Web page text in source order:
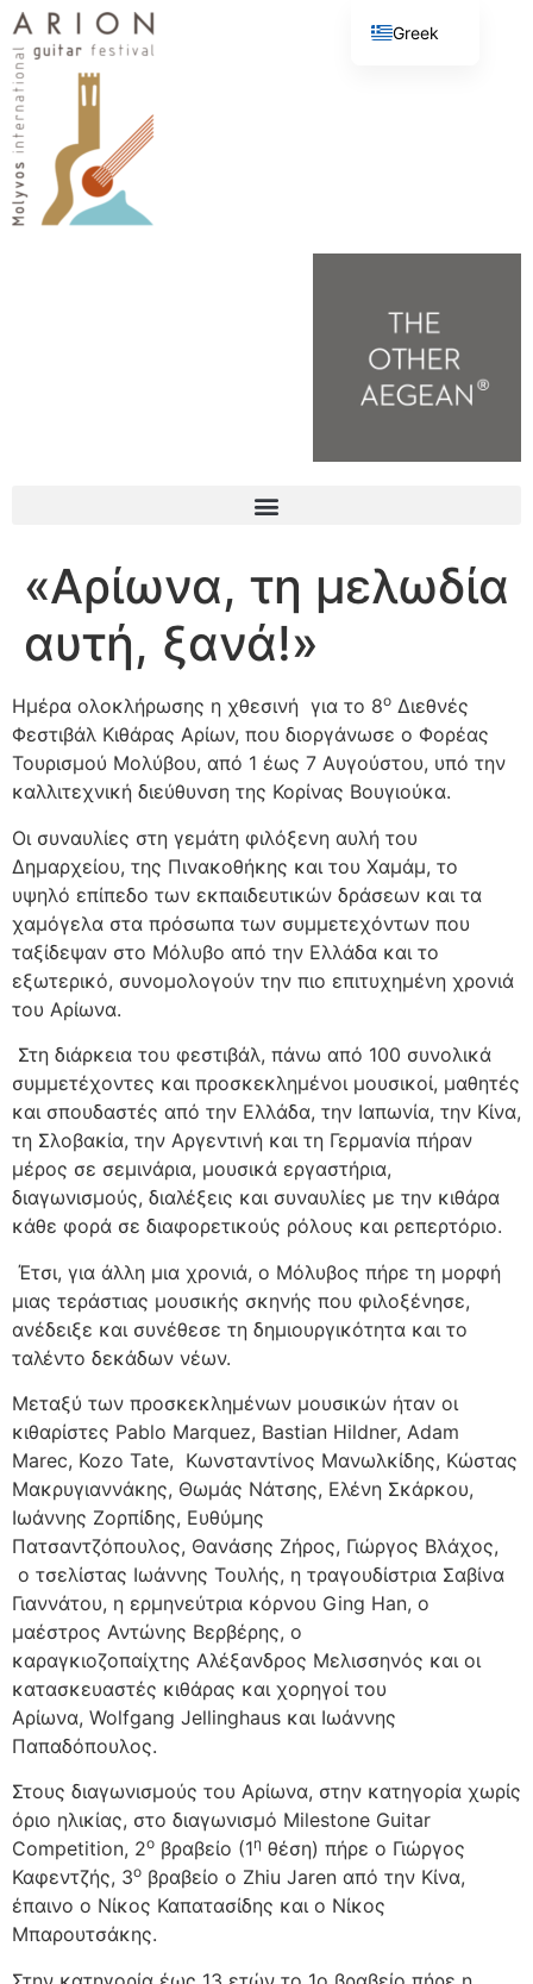
«Αρίωνα, τη μελωδία
αυτή, ξανά!»
Ημέρα ολοκλήρωσης η χθεσινή για το 8ο Διεθνές
Φεστιβάλ Κιθάρας Αρίων, που διοργάνωσε ο Φορέας
Τουρισμού Μολύβου, από 1 έως 7 Αυγούστου, υπό την
καλλιτεχνική διεύθυνση της Κορίνας Βουγιούκα.
Οι συναυλίες στη γεμάτη φιλόξενη αυλή του
Δημαρχείου, της Πινακοθήκης και του Χαμάμ, το
υψηλό επίπεδο των εκπαιδευτικών δράσεων και τα
χαμόγελα στα πρόσωπα των συμμετεχόντων που
ταξίδεψαν στο Μόλυβο από την Ελλάδα και το
εξωτερικό, συνομολογούν την πιο επιτυχημένη χρονιά
του Αρίωνα.
Στη διάρκεια του φεστιβάλ, πάνω από 100 συνολικά
συμμετέχοντες και προσκεκλημένοι μουσικοί, μαθητές
και σπουδαστές από την Ελλάδα, την Ιαπωνία, την Κίνα,
τη Σλοβακία, την Αργεντινή και τη Γερμανία πήραν
μέρος σε σεμινάρια, μουσικά εργαστήρια,
διαγωνισμούς, διαλέξεις και συναυλίες με την κιθάρα
κάθε φορά σε διαφορετικούς ρόλους και ρεπερτόριο.
Έτσι, για άλλη μια χρονιά, ο Μόλυβος πήρε τη μορφή
μιας τεράστιας μουσικής σκηνής που φιλοξένησε,
ανέδειξε και συνέθεσε τη δημιουργικότητα και το
ταλέντο δεκάδων νέων.
Μεταξύ των προσκεκλημένων μουσικών ήταν οι
κιθαρίστες Pablo Marquez, Bastian Hildner, Adam
Marec, Kozo Tate, Κωνσταντίνος Μανωλκίδης, Κώστας
Μακρυγιαννάκης, Θωμάς Νάτσης, Ελένη Σκάρκου,
Ιωάννης Ζορπίδης, Ευθύμης
Πατσαντζόπουλος, Θανάσης Ζήρος, Γιώργος Βλάχος,
ο τσελίστας Ιωάννης Τουλής, η τραγουδίστρια Σαβίνα
Γιαννάτου, η ερμηνεύτρια κόρνου Ging Han, ο
μαέστρος Αντώνης Βερβέρης, ο
καραγκιοζοπαίχτης Αλέξανδρος Μελισσηνός και οι
κατασκευαστές κιθάρας και χορηγοί του
Αρίωνα, Wolfgang Jellinghaus καιΙωάννης
Παπαδόπουλος.
Στους διαγωνισμούς του Αρίωνα, στην κατηγορία χωρίς
όριο ηλικίας, στο διαγωνισμό Milestone Guitar
Competition, 2ο βραβείο (1η θέση) πήρε ο Γιώργος
Καφεντζής, 3ο βραβείο ο Zhiu Jaren από την Κίνα,
έπαινο ο Νίκος Καπατασίδης και ο Νίκος
Μπαρουτσάκης.
Greek